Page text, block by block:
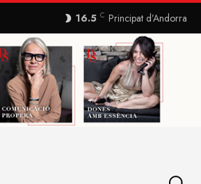
16.5 C Principat d’Andorra